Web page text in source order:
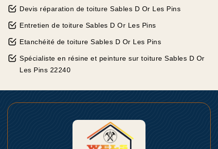
Devis réparation de toiture Sables D Or Les Pins
Entretien de toiture Sables D Or Les Pins
Etanchéité de toiture Sables D Or Les Pins
Spécialiste en résine et peinture sur toiture Sables D Or
Les Pins 22240